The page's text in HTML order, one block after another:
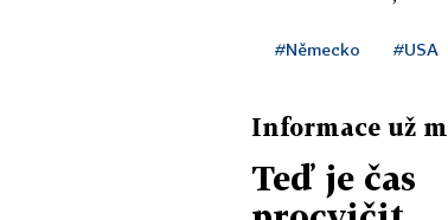
#Německo #USA
Informace už
Teď je čas